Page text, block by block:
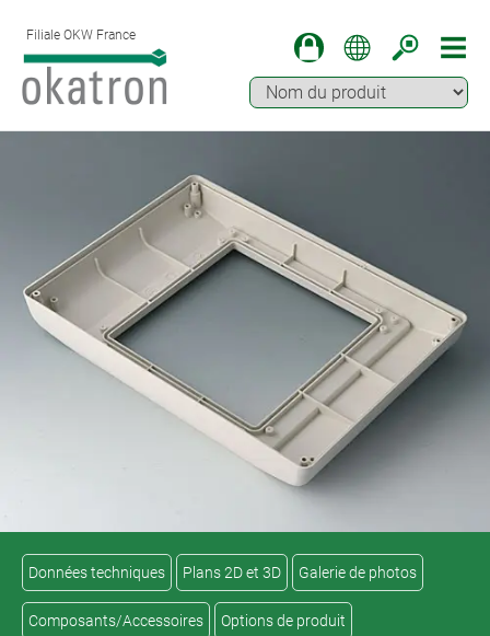
Filiale OKW France
Données techniques Plans 2D et 3D Galerie de photos
Composants/Accessoires Options de produit